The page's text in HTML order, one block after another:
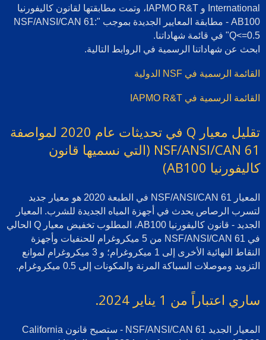
International و IAPMO R&T، وتمت مطابقتها لقانون كاليفورنيا
AB100 - مطابقة المعايير الجديدة بموجب "NSF/ANSI/CAN 61:
Q<=0.5" في قائمة شهاداتنا.
ابحث عن شهاداتنا الرسمية في الروابط التالية.
القائمة الرسمية في NSF الدولية
القائمة الرسمية في IAPMO R&T
تقليل معيار Q في تحديثات عام 2020 لمواصفة
NSF/ANSI/CAN 61 (التي نسميها قانون
كاليفورنيا AB100)
المعيار NSF/ANSI/CAN 61 في الطبعة 2020 هو معيار جديد
لتسرب الرصاص يحدث في أجهزة المياه الجديدة للشرب. المعيار
الجديد - قانون كاليفورنيا AB100، المطلوب تخفيض معيار Q الحالي
في NSF/ANSI/CAN 61 من 5 ميكروغرام للحنفيات وأجهزة
النقاط النهائية الأخرى إلى 1 ميكروغرام؛ و 3 ميكروغرام لموانع
التزويد وموصلات السباكة المرنة والمكونات إلى 0.5 ميكروغرام.
ساري اعتباراً من 1 يناير 2024.
المعيار الجديد NSF/ANSI/CAN 61 - ستصبح قانون California